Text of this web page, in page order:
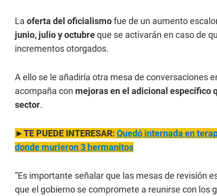
La oferta del oficialismofue de un aumento
junio, julio y octubreque se activarán en caso de
incrementos otorgados.
A ello se le añadiría otra mesa de conversaciones
acompaña con mejoras en el adicional específico
sector.
►TE PUEDE INTERESAR: Quedó internada en
donde murieron 3 hermanitos
“Es importante señalar que las mesas de revisión
que el gobierno se compromete a reunirse con los